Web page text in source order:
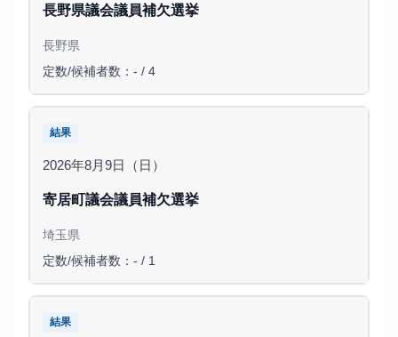
長野県議会議員補欠選挙
長野県
定数/候補者数：- / 4
結果
2026年8月9日（日）
寄居町議会議員補欠選挙
埼玉県
定数/候補者数：- / 1
結果